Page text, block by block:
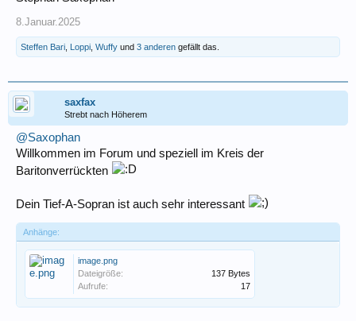
8.Januar.2025
Steffen Bari Loppi Wuffy und 3 anderen gefällt das.
saxfax
Strebt nach Höherem
@Saxophan
Willkommen im Forum und speziell im Kreis der
Baritonverrückten
Dein Tief-A-Sopran ist auch sehr interessant
Anhänge:
image.png
Dateigröße:
137 Bytes
Aufrufe:
17